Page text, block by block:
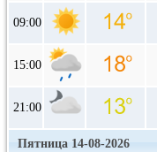
09:00
15:00
21:00
Пятница 14-08-2026